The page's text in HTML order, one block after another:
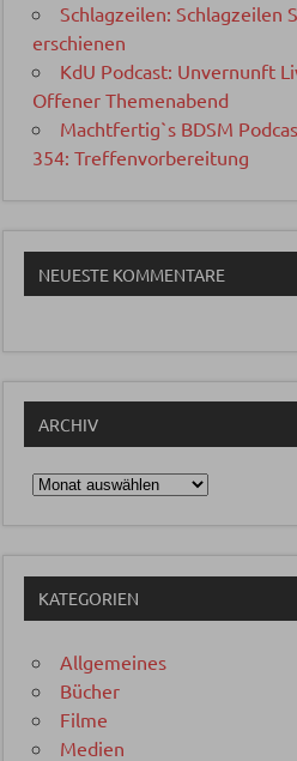
Schlagzeilen: Schlagzeilen
erschienen
KdU Podcast: Unvernunft
Offener Themenabend
Machtfertig`s BDSM
354: Treffenvorbereitung
NEUESTE KOMMENTARE
ARCHIV
Archiv
KATEGORIEN
Allgemeines
Bücher
Filme
Medien